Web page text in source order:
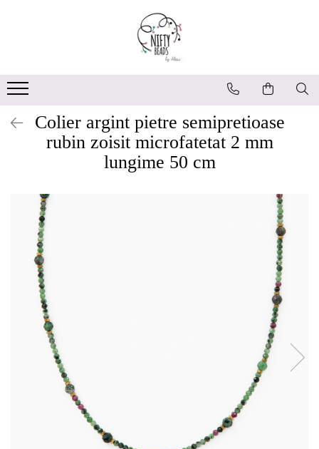
Colier argint pietre semipretioase
rubin zoisit microfatetat 2 mm
lungime 50 cm